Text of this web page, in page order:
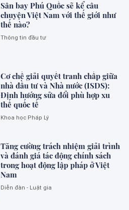
Sân bay Phú Quốc sẽ kể câu
chuyện Việt Nam với thế giới như
thế nào?
Thông tin đầu tư
Cơ chế giải quyết tranh chấp giữa
nhà đầu tư và Nhà nước (ISDS):
Định hướng sửa đổi phù hợp xu
thế quốc tế
Khoa học Pháp Lý
Tăng cường trách nhiệm giải trình
và đánh giá tác động chính sách
trong hoạt động lập pháp ở Việt
Nam
Diễn đàn - Luật gia